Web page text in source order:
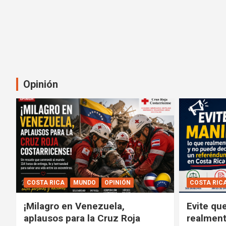
Opinión
COSTA RICA MUNDO OPINIÓN
¡Milagro en Venezuela,
aplausos para la Cruz Roja
COSTA
Evite